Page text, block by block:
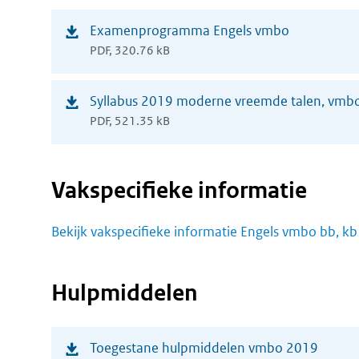
Examenprogramma Engels vmbo
PDF, 320.76 kB
(opent
venster)
Syllabus 2019 moderne vreemde talen,
PDF, 521.35 kB
(opent
venster)
Vakspecifieke informatie
Bekijk vakspecifieke informatie Engels vmbo bb,
Hulpmiddelen
Toegestane hulpmiddelen vmbo 2019
(opent